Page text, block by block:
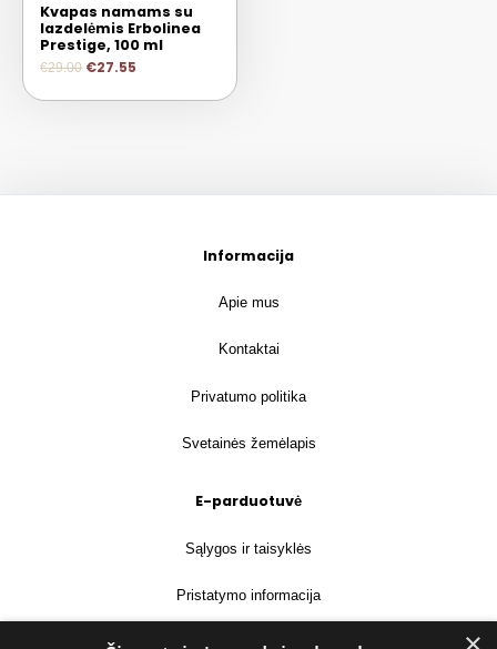
Kvapas namams su
lazdelėmis Erbolinea
Prestige, 100 ml
€29.00 €27.55
Informacija
Apie mus
Kontaktai
Privatumo politika
Svetainės žemėlapis
E-parduotuvė
Sąlygos ir taisyklės
Pristatymo informacija
Prekių grąžinimas